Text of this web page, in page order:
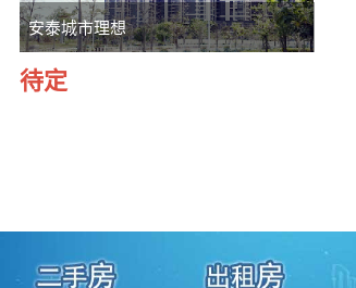
安泰城市理想
待定